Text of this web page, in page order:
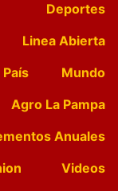
Deportes
Linea Abierta
País
Mundo
Agro La Pampa
Anuales
Videos